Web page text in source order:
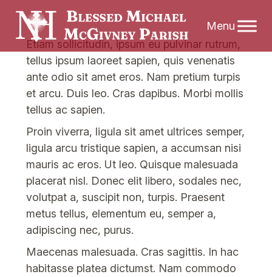
Skip
to
content
Etiam sollicitudin, ipsum eu pulvinar rutrum,
tellus ipsum laoreet sapien, quis venenatis
ante odio sit amet eros. Nam pretium turpis
et arcu. Duis leo. Cras dapibus. Morbi mollis
tellus ac sapien.
Proin viverra, ligula sit amet ultrices semper,
ligula arcu tristique sapien, a accumsan nisi
mauris ac eros. Ut leo. Quisque malesuada
placerat nisl. Donec elit libero, sodales nec,
volutpat a, suscipit non, turpis. Praesent
metus tellus, elementum eu, semper a,
adipiscing nec, purus.
Maecenas malesuada. Cras sagittis. In hac
habitasse platea dictumst. Nam commodo